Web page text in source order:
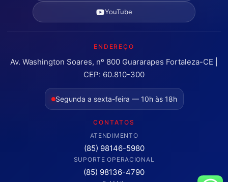
YouTube
ENDEREÇO
Av. Washington Soares, nº 800 Guararapes Fortaleza-CE |
CEP: 60.810-300
Segunda a sexta-feira — 10h às 18h
CONTATOS
ATENDIMENTO
(85) 98146-5980
SUPORTE OPERACIONAL
(85) 98136-4790